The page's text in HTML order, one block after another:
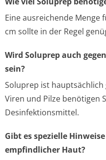
Eine ausreichende Menge
cm sollte in der Regel
Wird Soluprep auch
sein?
Soluprep ist
Viren und Pilze benötigen
Desinfektionsmittel.
Gibt es spezielle
empfindlicher Haut?